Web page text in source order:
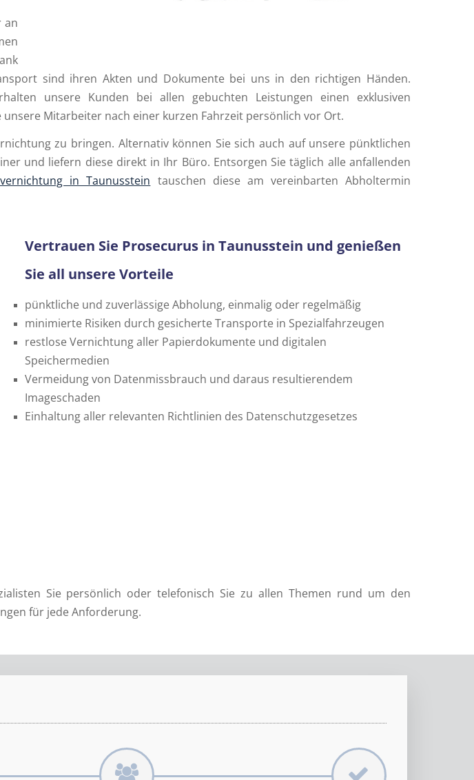
an
sind ihren Akten und Dokumente bei uns in den richtigen Händen.
unsere Kunden bei allen gebuchten Leistungen einen exklusiven
Mitarbeiter nach einer kurzen Fahrzeit persönlich vor Ort.
zu bringen. Alternativ können Sie sich auch auf unsere pünktlichen
und liefern diese direkt in Ihr Büro. Entsorgen Sie täglich alle anfallenden
in Taunusstein tauschen diese am vereinbarten Abholtermin
Vertrauen Sie Prosecurus in Taunusstein und genießen
Sie all unsere Vorteile
pünktliche und zuverlässige Abholung, einmalig oder regelmäßig
minimierte Risiken durch gesicherte Transporte in Spezialfahrzeugen
restlose Vernichtung aller Papierdokumente und digitalen
Speichermedien
Vermeidung von Datenmissbrauch und daraus resultierendem
Imageschaden
Einhaltung aller relevanten Richtlinien des Datenschutzgesetzes
Sie persönlich oder telefonisch Sie zu allen Themen rund um den
für jede Anforderung.